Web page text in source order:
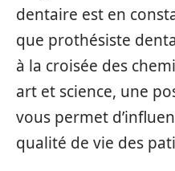
dentaire est en
que prothésiste
à la croisée des
art et science, une
vous permet
qualité de vie des